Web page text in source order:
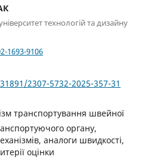
технологій та дизайну
1693-9106
2307-5732-2025-357-31
транспортування швейної
органу,
аналоги швидкості,
оцінки